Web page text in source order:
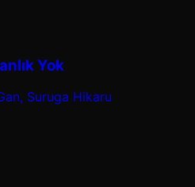
Yok
Suruga Hikaru